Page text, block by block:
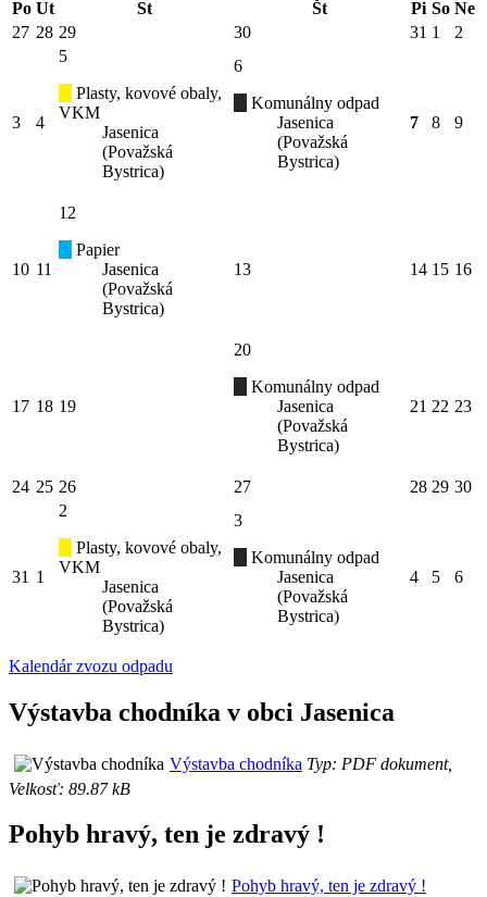
Po Ut St Št Pi So Ne
27 28 29 30 31 1 2
3 4
5
Plasty, kovové obaly,
VKM
Jasenica
(Považská
Bystrica)
6
Komunálny odpad
Jasenica
(Považská
Bystrica)
7 8 9
10 11
12
Papier
Jasenica
(Považská
Bystrica)
13 14 15 16
17 18 19
20
Komunálny odpad
Jasenica
(Považská
Bystrica)
21 22 23
24 25 26 27 28 29 30
31 1
2
Plasty, kovové obaly,
VKM
Jasenica
(Považská
Bystrica)
3
Komunálny odpad
Jasenica
(Považská
Bystrica)
4 5 6
Kalendár zvozu odpadu
Výstavba chodníka v obci Jasenica
Výstavba chodníka Typ: PDF dokument,
Velkosť: 89.87 kB
Pohyb hravý, ten je zdravý !
Pohyb hravý, ten je zdravý !